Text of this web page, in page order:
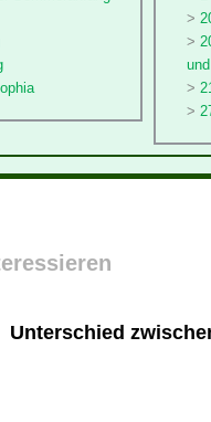
Unterschied